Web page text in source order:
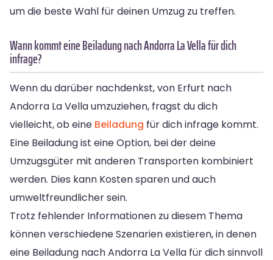
um die beste Wahl für deinen Umzug zu treffen.
Wann kommt eine Beiladung nach Andorra La Vella für dich
infrage?
Wenn du darüber nachdenkst, von Erfurt nach
Andorra La Vella umzuziehen, fragst du dich
vielleicht, ob eine Beiladung für dich infrage kommt.
Eine Beiladung ist eine Option, bei der deine
Umzugsgüter mit anderen Transporten kombiniert
werden. Dies kann Kosten sparen und auch
umweltfreundlicher sein.
Trotz fehlender Informationen zu diesem Thema
können verschiedene Szenarien existieren, in denen
eine Beiladung nach Andorra La Vella für dich sinnvoll